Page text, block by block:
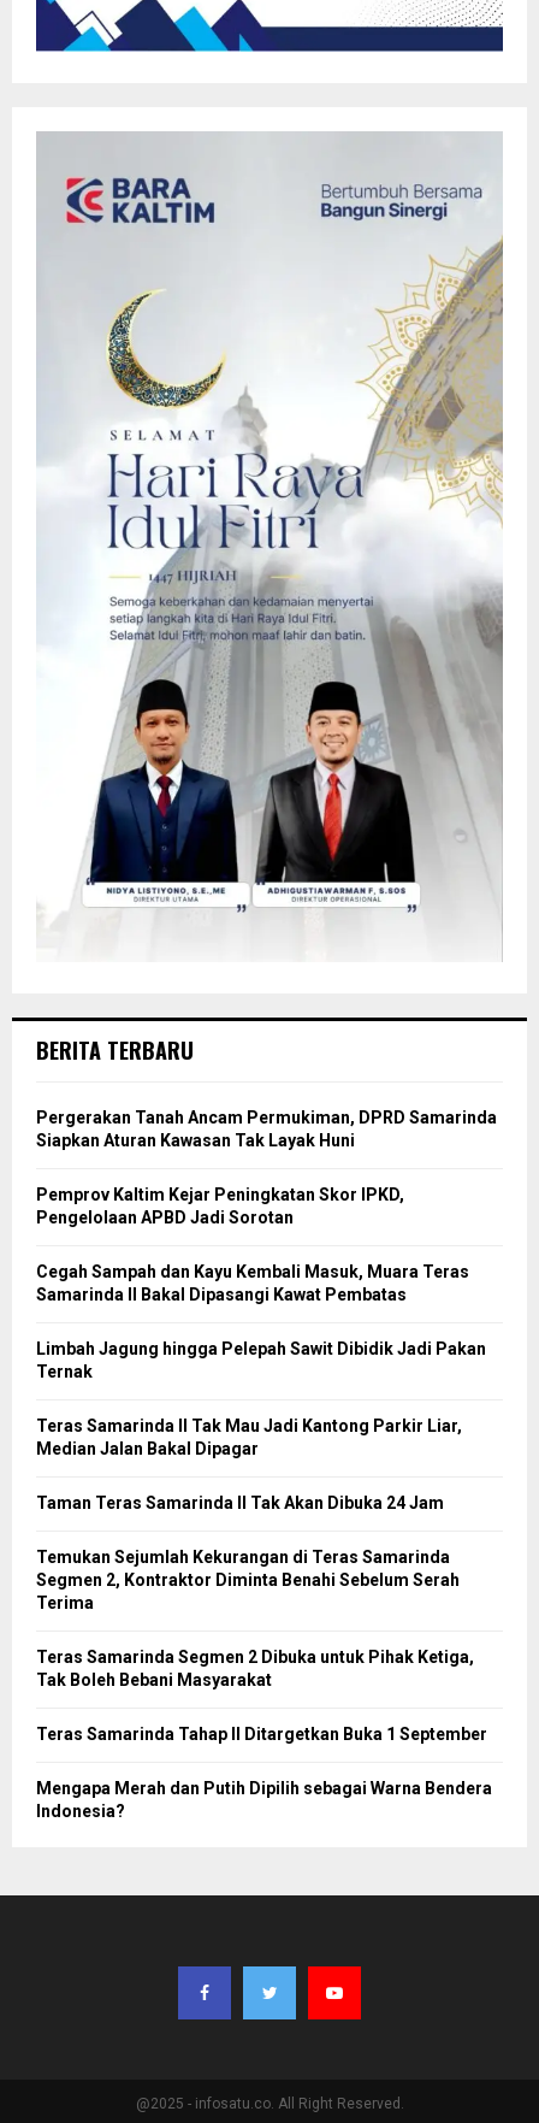
BERITA TERBARU
Pergerakan Tanah Ancam Permukiman, DPRD Samarinda
Siapkan Aturan Kawasan Tak Layak Huni
Pemprov Kaltim Kejar Peningkatan Skor IPKD,
Pengelolaan APBD Jadi Sorotan
Cegah Sampah dan Kayu Kembali Masuk, Muara Teras
Samarinda II Bakal Dipasangi Kawat Pembatas
Limbah Jagung hingga Pelepah Sawit Dibidik Jadi Pakan
Ternak
Teras Samarinda II Tak Mau Jadi Kantong Parkir Liar,
Median Jalan Bakal Dipagar
Taman Teras Samarinda II Tak Akan Dibuka 24 Jam
Temukan Sejumlah Kekurangan di Teras Samarinda
Segmen 2, Kontraktor Diminta Benahi Sebelum Serah
Terima
Teras Samarinda Segmen 2 Dibuka untuk Pihak Ketiga,
Tak Boleh Bebani Masyarakat
Teras Samarinda Tahap II Ditargetkan Buka 1 September
Mengapa Merah dan Putih Dipilih sebagai Warna Bendera
Indonesia?
@2025 - infosatu.co. All Right Reserved.